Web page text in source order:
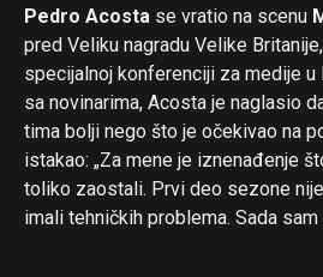
Pedro Acosta se vratio na scenu
pred Veliku nagradu Velike
specijalnoj konferenciji za medije u
sa novinarima, Acosta je naglasio
tima bolji nego što je očekivao na
istakao: „Za mene je iznenađenje
toliko zaostali. Prvi deo sezone
imali tehničkih problema. Sada